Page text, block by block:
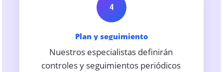
4
Plan y seguimiento
Nuestros especialistas definirán
controles y seguimientos periódicos